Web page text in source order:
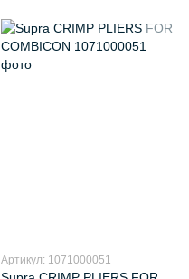
Артикул: 1071000051